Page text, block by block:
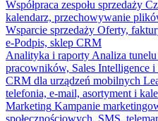
Współpraca zespołu sprzedaży
kalendarz, przechowywanie
Wsparcie sprzedaży Oferty,
e-Podpis, sklep CRM
Analityka i raporty Analiza
pracowników, Sales Intelligence
CRM dla urządzeń mobilnych
telefonia, e-mail, asortyment i
Marketing Kampanie
społecznościowych, SMS,